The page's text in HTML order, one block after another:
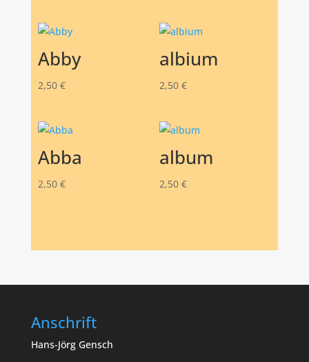
Abby
2,50 €
albium
2,50 €
Abba
2,50 €
album
2,50 €
Anschrift
Hans-Jörg Gensch